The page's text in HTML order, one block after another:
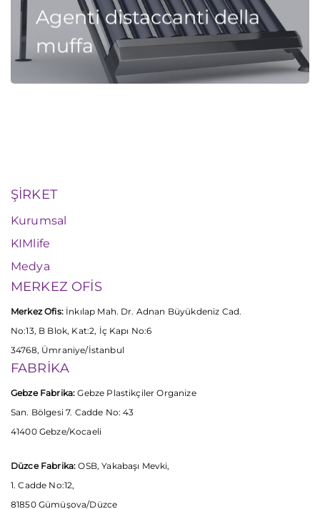
Agenti distaccanti della
muffa
ŞİRKET
Kurumsal
KIMlife
Medya
MERKEZ OFİS
Merkez Ofis:İnkılap Mah. Dr. Adnan Büyükdeniz Cad.
No:13, B Blok, Kat:2, İç Kapı No:6
34768, Ümraniye/İstanbul
FABRİKA
Gebze Fabrika: Gebze Plastikçiler Organize
San. Bölgesi 7. Cadde No: 43
41400 Gebze/Kocaeli
Düzce Fabrika: OSB, Yakabaşı Mevki,
1. Cadde No:12,
81850 Gümüşova/Düzce